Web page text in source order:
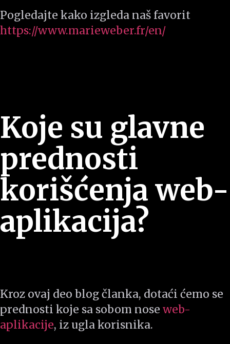
Pogledajte kako izgleda naš favorit
https://www.marieweber.fr/en/
Koje su glavne
prednosti
korišćenja web-
aplikacija?
Kroz ovaj deo blog članka, dotaći ćemo se
prednosti koje sa sobom nose web-
aplikacije, iz ugla korisnika.